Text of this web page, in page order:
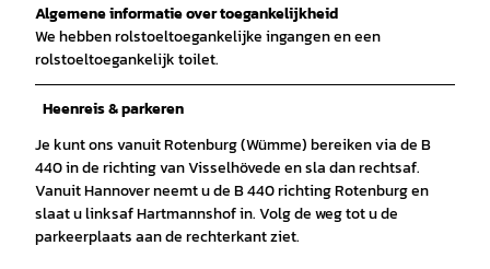
Algemene informatie over toegankelijkheid
We hebben rolstoeltoegankelijke ingangen en een
rolstoeltoegankelijk toilet.
Heenreis & parkeren
Je kunt ons vanuit Rotenburg (Wümme) bereiken via de B
440 in de richting van Visselhövede en sla dan rechtsaf.
Vanuit Hannover neemt u de B 440 richting Rotenburg en
slaat u linksaf Hartmannshof in. Volg de weg tot u de
parkeerplaats aan de rechterkant ziet.